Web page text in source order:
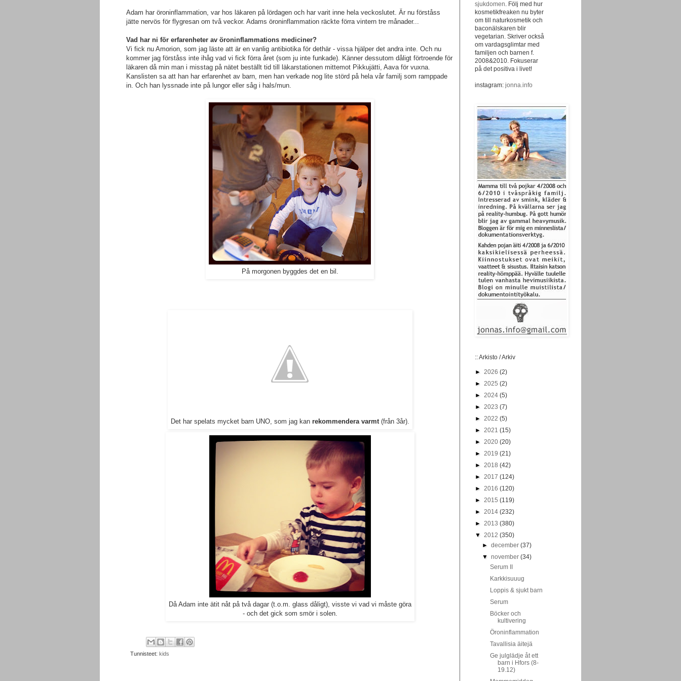
Adam har öroninflammation, var hos läkaren på lördagen och har varit inne hela veckoslutet. Är nu förståss
jätte nervös för flygresan om två veckor. Adams öroninflammation räckte förra vintern tre månader...
Vad har ni för erfarenheter av öroninflammations mediciner?
Vi fick nu Amorion, som jag läste att är en vanlig antibiotika för dethär - vissa hjälper det andra inte. Och nu
kommer jag förståss inte ihåg vad vi fick förra året (som ju inte funkade). Känner dessutom dåligt förtroende för
läkaren då min man i misstag på nätet beställt tid till läkarstationen mittemot Pikkujätti, Aava för vuxna.
Kanslisten sa att han har erfarenhet av barn, men han verkade nog lite störd på hela vår familj som ramppade
in. Och han lyssnade inte på lungor eller såg i hals/mun.
På morgonen byggdes det en bil.
Det har spelats mycket barn UNO, som jag kan rekommendera varmt(från 3år).
Då Adam inte ätit nåt på två dagar (t.o.m. glass dåligt), visste vi vad vi måste göra
- och det gick som smör i solen.
Tunnisteet: kids
sjukdomen. Följ med hur
kosmetikfreaken nu byter
om till naturkosmetik och
baconälskaren blir
vegetarian. Skriver också
om vardagsglimtar med
familjen och barnen f.
2008&2010. Fokuserar
på det positiva i livet!
instagram: jonna.info
:: Arkisto / Arkiv
► 2026 (2)
► 2025 (2)
► 2024 (5)
► 2023 (7)
► 2022 (5)
► 2021 (15)
► 2020 (20)
► 2019 (21)
► 2018 (42)
► 2017 (124)
► 2016 (120)
► 2015 (119)
► 2014 (232)
► 2013 (380)
▼ 2012 (350)
►december(37)
▼november(34)
Serum II
Karkkisuuug
Loppis & sjukt barn
Serum
Böcker och
kultivering
Öroninflammation
Tavallisia äitejä
Ge julglädje åt ett
barn i Hfors (8-
19.12)